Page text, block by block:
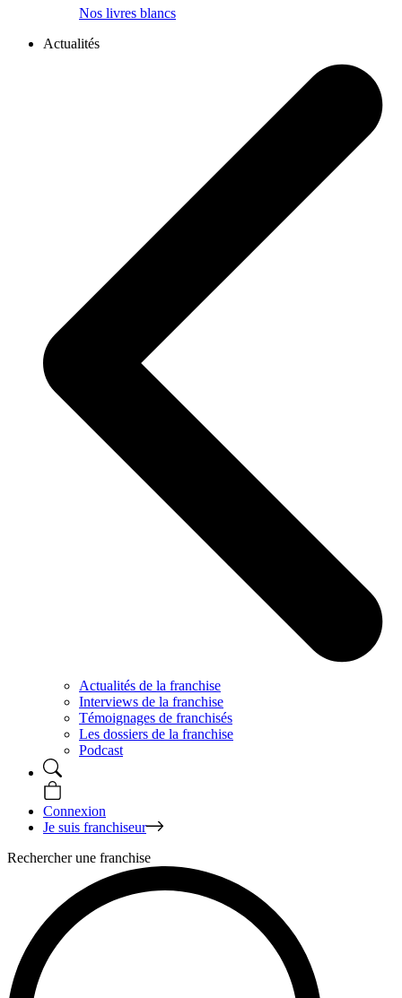
Nos livres blancs
Actualités
Actualités de la franchise
Interviews de la franchise
Témoignages de franchisés
Les dossiers de la franchise
Podcast
Connexion
Je suis franchiseur
Rechercher une franchise